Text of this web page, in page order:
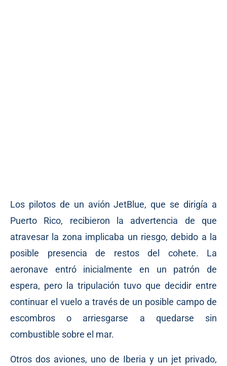
Los pilotos de un avión JetBlue, que se dirigía a
Puerto Rico, recibieron la advertencia de que
atravesar la zona implicaba un riesgo, debido a la
posible presencia de restos del cohete. La
aeronave entró inicialmente en un patrón de
espera, pero la tripulación tuvo que decidir entre
continuar el vuelo a través de un posible campo de
escombros o arriesgarse a quedarse sin
combustible sobre el mar.
Otros dos aviones, uno de Iberia y un jet privado,